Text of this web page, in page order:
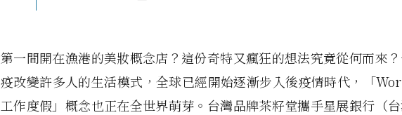
第一間開在漁港的美妝概念店？這份奇特又瘋狂的想法究竟從何而來
疫改變許多人的生活模式，全球已經開始逐漸步入後疫情時代，「
工作度假」概念也正在全世界萌芽。台灣品牌茶籽堂攜手星展銀行（台